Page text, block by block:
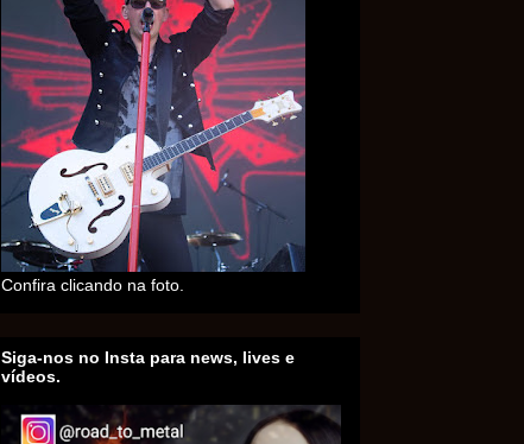
Confira clicando na foto.
Siga-nos no Insta para news, lives e
vídeos.